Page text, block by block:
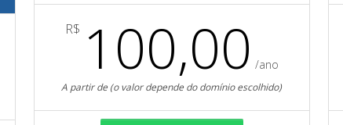
R$ 100,00 /ano
A partir de (o valor depende do domínio escolhido)